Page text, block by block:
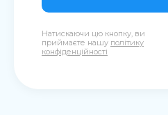
Натискаючи цю кнопку, ви
приймаєте нашу політику
конфіденційності